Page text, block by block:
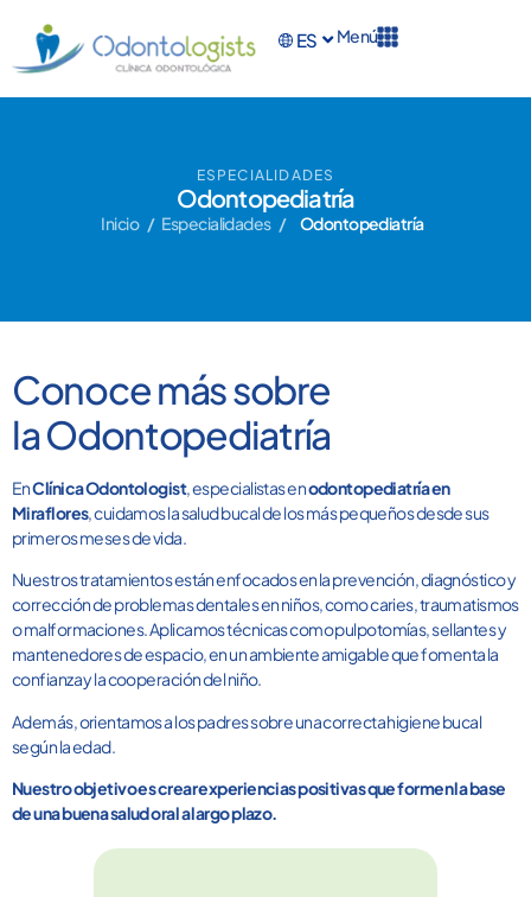
ES
EN Menú
ESPECIALIDADES
Odontopediatría
Inicio / Especialidades / Odontopediatría
Conoce más sobre
la Odontopediatría
EnClínica Odontologist, especialistas enodontopediatría en
Miraflores, cuidamos la salud bucal de los más pequeños desde sus
primeros meses de vida.
Nuestros tratamientos están enfocados en la prevención, diagnóstico y
corrección de problemas dentales en niños, como caries, traumatismos
o malformaciones. Aplicamos técnicas como pulpotomías, sellantes y
mantenedores de espacio, en un ambiente amigable que fomenta la
confianza y la cooperación del niño.
Además, orientamos a los padres sobre una correcta higiene bucal
según la edad.
Nuestro objetivo es crear experiencias positivas que formen la base
de una buena salud oral a largo plazo.